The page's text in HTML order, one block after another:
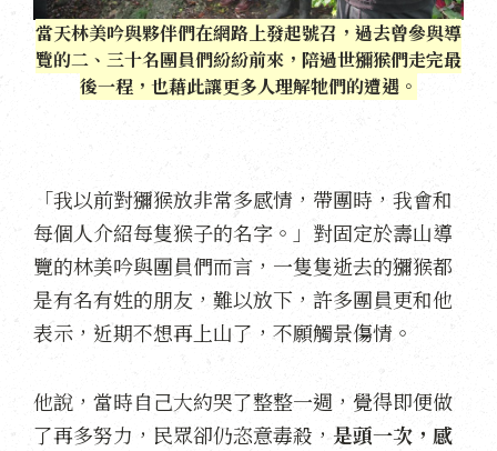
當天林美吟與夥伴們在網路上發起號召，過去曾參與導
覽的二、三十名團員們紛紛前來，陪過世獼猴們走完最
後一程，也藉此讓更多人理解牠們的遭遇。
「我以前對獼猴放非常多感情，帶團時，我會和
每個人介紹每隻猴子的名字。」對固定於壽山導
覽的林美吟與團員們而言，一隻隻逝去的獼猴都
是有名有姓的朋友，難以放下，許多團員更和他
表示，近期不想再上山了，不願觸景傷情。
他說，當時自己大約哭了整整一週，覺得即便做
了再多努力，民眾卻仍恣意毒殺， 是頭一次，感